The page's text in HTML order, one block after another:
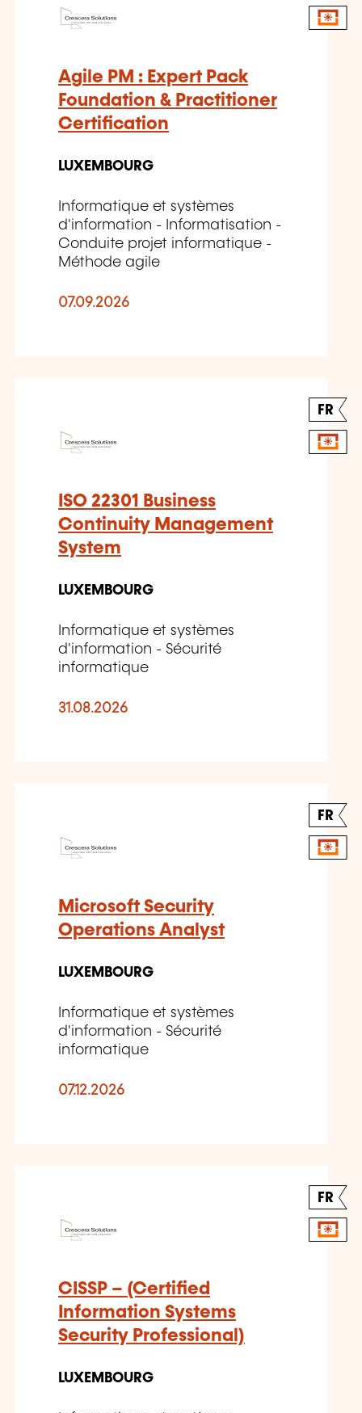
Agile PM : Expert Pack
Foundation & Practitioner
Certification
LUXEMBOURG
Informatique et systèmes
d'information - Informatisation -
Conduite projet informatique -
Méthode agile
07.09.2026
FR
ISO 22301 Business
Continuity Management
System
LUXEMBOURG
Informatique et systèmes
d'information - Sécurité
informatique
31.08.2026
FR
Microsoft Security
Operations Analyst
LUXEMBOURG
Informatique et systèmes
d'information - Sécurité
informatique
07.12.2026
FR
CISSP – (Certified
Information Systems
Security Professional)
LUXEMBOURG